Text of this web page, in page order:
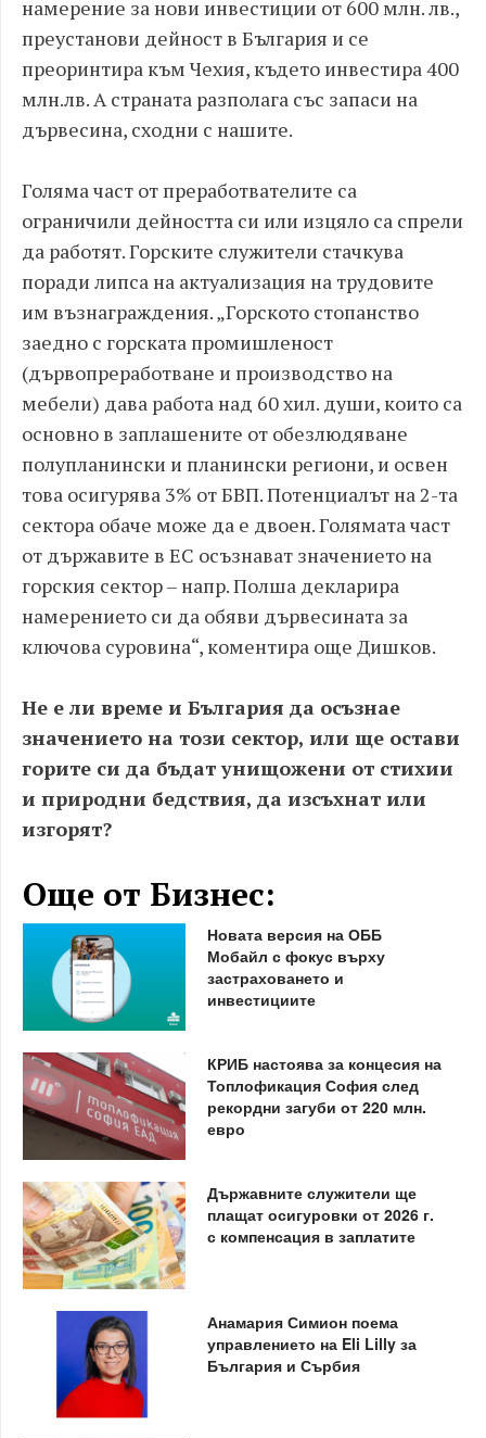
намерение за нови инвестиции от 600 млн. лв.,
преустанови дейност в България и се
преоринтира към Чехия, където инвестира 400
млн.лв. А страната разполага със запаси на
дървесина, сходни с нашите.
Голяма част от преработвателите са
ограничили дейността си или изцяло са спрели
да работят. Горските служители стачкува
поради липса на актуализация на трудовите
им възнаграждения. „Горското стопанство
заедно с горската промишленост
(дървопреработване и производство на
мебели) дава работа над 60 хил. души, които са
основно в заплашените от обезлюдяване
полупланински и планински региони, и освен
това осигурява 3% от БВП. Потенциалът на 2-та
сектора обаче може да е двоен. Голямата част
от държавите в ЕС осъзнават значението на
горския сектор – напр. Полша декларира
намерението си да обяви дървесината за
ключова суровина“, коментира още Дишков.
Не е ли време и България да осъзнае
значението на този сектор, или ще остави
горите си да бъдат унищожени от стихии
и природни бедствия, да изсъхнат или
изгорят?
Още от Бизнес:
Новата версия на ОББ
Мобайл с фокус върху
застраховането и
инвестициите
КРИБ настоява за концесия на
Топлофикация София след
рекордни загуби от 220 млн.
евро
Държавните служители ще
плащат осигуровки от 2026 г.
с компенсация в заплатите
Анамария Симион поема
управлението на Eli Lilly за
България и Сърбия